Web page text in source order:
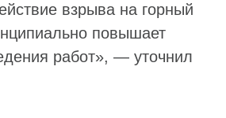
взрыва на горный
повышает
работ», — уточнил